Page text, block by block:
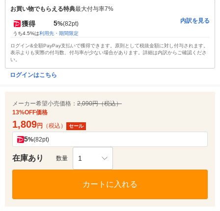
お買い物でもらえる特典最大付与率7%
獲得 5%(82pt)
うち4.5%は利用先・期間限定
内訳を見る
ログイン&全額PayPay支払いで獲得できます。原則として税抜金額に対し付与されます。
表示よりも実際の付与数、付与率が少ない場合があります。詳細は内訳からご確認くださ
い。
ログインはこちら
メーカー希望小売価格： 2,090円（税込）
13%OFF価格
1,809円 （税込） セール
5%(82pt)
在庫あり 数量 1
カートに入れる